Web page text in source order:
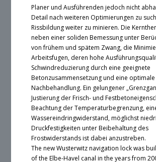
Planer und Ausführenden jedoch nicht
Detail nach weiteren Optimierungen zu
Rissbildung weiter zu minieren. Die
neben einer soliden Bemessung unter
von frühem und spätem Zwang, die
Arbeitsfugen, deren hohe
Schwindreduzierung durch eine geeignete
Betonzusammensetzung und eine optimale
Nachbehandlung. Ein gelungener
Justierung der Frisch- und
Beachtung der Temperaturbegrenzung,
Wassereindringwiderstand, möglichst
Druckfestigkeiten unter Beibehaltung des
Frostwiderstands ist dabei anzustreben.
The new Wusterwitz navigation lock was
of the Elbe-Havel canal in the years from